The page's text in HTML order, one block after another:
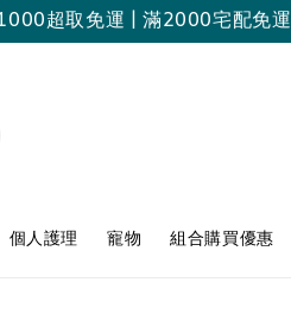
超取免運 | 滿2000宅配免運
個人護理 寵物 組合購買優惠